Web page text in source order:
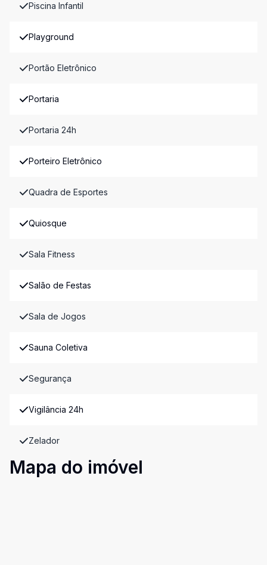
Piscina Infantil
Playground
Portão Eletrônico
Portaria
Portaria 24h
Porteiro Eletrônico
Quadra de Esportes
Quiosque
Sala Fitness
Salão de Festas
Sala de Jogos
Sauna Coletiva
Segurança
Vigilância 24h
Zelador
Mapa do imóvel